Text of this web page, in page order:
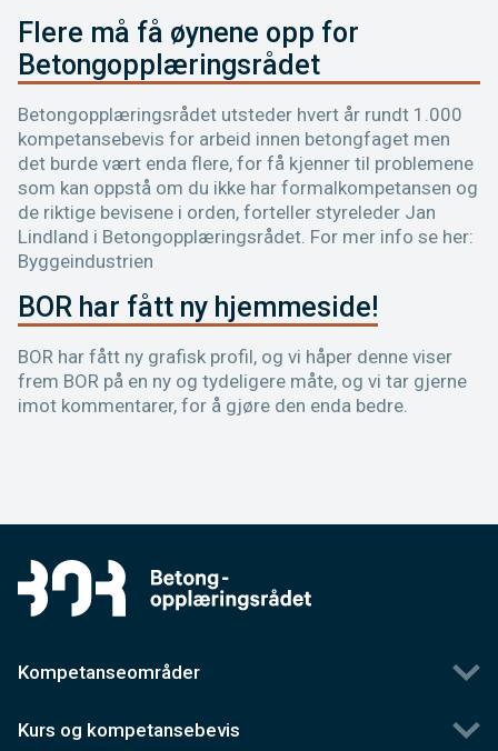
Flere må få øynene opp for
Betongopplæringsrådet
Betongopplæringsrådet utsteder hvert år rundt 1.000
kompe­tansebevis for arbeid innen betongfaget men
det burde vært enda flere, for få kjenner til problemene
som kan oppstå om du ikke har formalkompetansen og
de riktige bevisene i orden, forteller styreleder Jan
Lindland i Betong­opp­læringsrådet. For mer info se her:
Byggeindustrien
BOR har fått ny hjemmeside!
BOR har fått ny grafisk profil, og vi håper denne viser
frem BOR på en ny og tydeligere måte, og vi tar gjerne
imot kommentarer, for å gjøre den enda bedre.
Kompetanseområder
Kurs og kompetansebevis